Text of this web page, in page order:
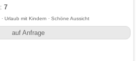
7
Urlaub mit Kindern · Schöne Aussicht
auf Anfrage